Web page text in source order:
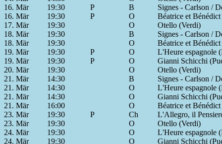
16. Mär
19:30 P B
Signes - Carlson /
16. Mär
19:30 P O
Béatrice et
17. Mär
19:30 O
Otello (Verdi)
18. Mär
19:30 B
Signes - Carlson /
18. Mär
19:30 O
Béatrice et
19. Mär
19:30 P O
L'Heure espagnole
19. Mär
19:30 P O
Gianni Schicchi
20. Mär
19:30 O
Otello (Verdi)
21. Mär
14:30 B
Signes - Carlson /
21. Mär
14:30 O
L'Heure espagnole
21. Mär
14:30 O
Gianni Schicchi
21. Mär
16:00 O
Béatrice et
23. Mär
19:30 P Ch
L'Allegro, il
23. Mär
19:30 O
Otello (Verdi)
24. Mär
19:30 O
L'Heure espagnole
24. Mär
19:30 O
Gianni Schicchi